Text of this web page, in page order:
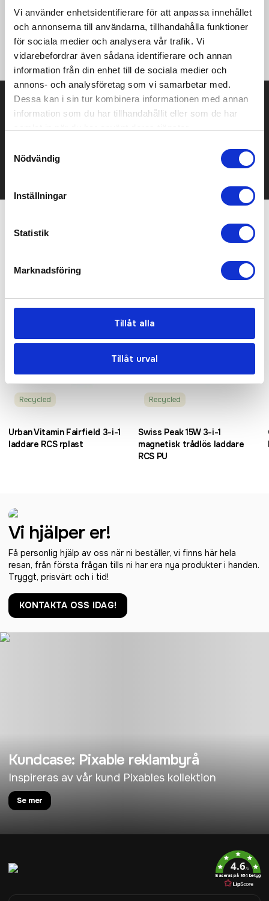
Vi använder enhetsidentifierare för att anpassa innehållet
och annonserna till användarna, tillhandahålla funktioner
för sociala medier och analysera vår trafik. Vi
vidarebefordrar även sådana identifierare och annan
information från din enhet till de sociala medier och
annons- och analysföretag som vi samarbetar med.
Dessa kan i sin tur kombinera informationen med annan
information som du har tillhandahållit eller som de har
Nödvändig
Inställningar
Statistik
Marknadsföring
Tillåt alla
Tillåt urval
återvunnen TPE medföljer. Type-C input 5V/2A; 9V/2A;
trådlös output 5V/1A;9V/1,1A; (10W) Förpackad i FSC® mix
kraftförpackning. Produkten och tillbehören är 100% fria från
PVC.
Prisuppgift på mailen?
Relaterade produkter
Recycled
Urban Vitamin Fairfield 3-i-1
laddare RCS rplast
Recycled
Swiss Peak 15W 3-i-1
magnetisk trådlös laddare
RCS PU
Vi hjälper er!
Få personlig hjälp av oss när ni beställer, vi finns här hela
resan, från första frågan tills ni har era nya produkter i handen.
Tryggt, prisvärt och i tid!
KONTAKTA OSS IDAG!
Kundcase: Pixable reklambyrå
Inspireras av vår kund Pixables kollektion
Se mer
4.6/5
Baserat på 954 betyg